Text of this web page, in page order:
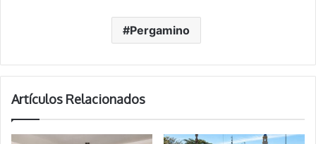
Pergamino
Artículos Relacionados